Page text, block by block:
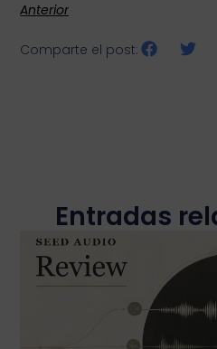
Anterior
Comparte el post:
Entradas